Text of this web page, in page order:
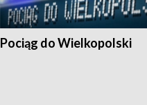
Pociąg do Wielkopolski